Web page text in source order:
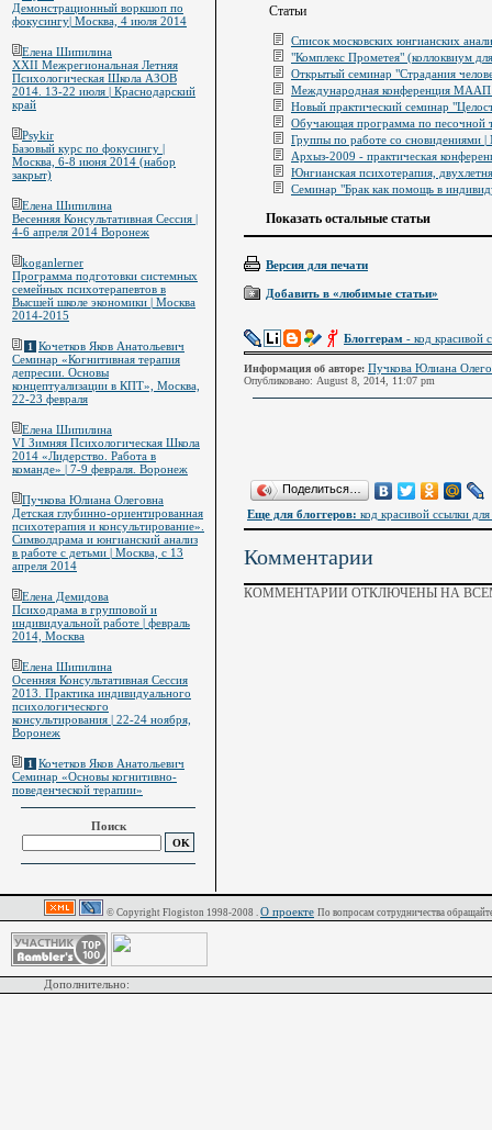
Статьи
Список московских юнгианских
"Комплекс Прометея" (коллоквиум
Открытый семинар "Страдания
Международная конференция МААП
Новый практический семинар
Обучающая программа по песочной
Группы по работе со сновидениями |
Архыз-2009 - практическая
Юнгианская психотерапия,
Семинар "Брак как помощь в
Показать остальные статьи
Версия для печати
Добавить в «любимые статьи»
Блоггерам - код красивой
Информация об авторе: Пучкова Юлиана
Опубликовано: August 8, 2014, 11:07 pm
Поделиться…
Еще для блоггеров: код красивой ссылки для
Комментарии
КОММЕНТАРИИ ОТКЛЮЧЕНЫ НА
© Copyright Flogiston 1998-2008 . О проекте По вопросам сотрудничества
Дополнительно:
Демонстрационный воркшоп по
фокусингу| Москва, 4 июля 2014
Елена Шипилина
XXII Межрегиональная Летняя
Психологическая Школа АЗОВ
2014. 13-22 июля | Краснодарский
край
Psykir
Базовый курс по фокусингу |
Москва, 6-8 июня 2014 (набор
закрыт)
Елена Шипилина
Весенняя Консультативная Сессия |
4-6 апреля 2014 Воронеж
koganlerner
Программа подготовки системных
семейных психотерапевтов в
Высшей школе экономики | Москва
2014-2015
1 Кочетков Яков Анатольевич
Семинар «Когнитивная терапия
депресии. Основы
концептуализации в КПТ», Москва,
22-23 февраля
Елена Шипилина
VI Зимняя Психологическая Школа
2014 «Лидерство. Работа в
команде» | 7-9 февраля. Воронеж
Пучкова Юлиана Олеговна
Детская глубинно-ориентированная
психотерапия и консультирование».
Символдрама и юнгианский анализ
в работе с детьми | Москва, с 13
апреля 2014
Елена Демидова
Психодрама в групповой и
индивидуальной работе | февраль
2014, Москва
Елена Шипилина
Осенняя Консультативная Сессия
2013. Практика индивидуального
психологического
консультирования | 22-24 ноября,
Воронеж
1 Кочетков Яков Анатольевич
Семинар «Основы когнитивно-
поведенческой терапии»
Поиск